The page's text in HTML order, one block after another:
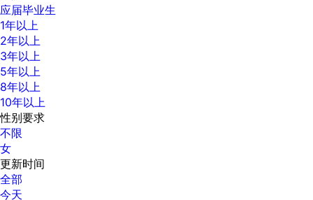
应届毕业生
1年以上
2年以上
3年以上
5年以上
8年以上
10年以上
性别要求
不限
女
更新时间
全部
今天